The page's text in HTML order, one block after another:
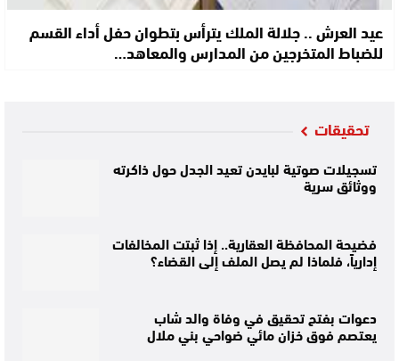
عيد العرش .. جلالة الملك يترأس بتطوان حفل أداء القسم
للضباط المتخرجين من المدارس والمعاهد…
تحقيقات
تسجيلات صوتية لبايدن تعيد الجدل حول ذاكرته
ووثائق سرية
فضيحة المحافظة العقارية.. إذا ثبتت المخالفات
إدارياً، فلماذا لم يصل الملف إلى القضاء؟
دعوات بفتح تحقيق في وفاة والد شاب
يعتصم فوق خزان مائي ضواحي بني ملال